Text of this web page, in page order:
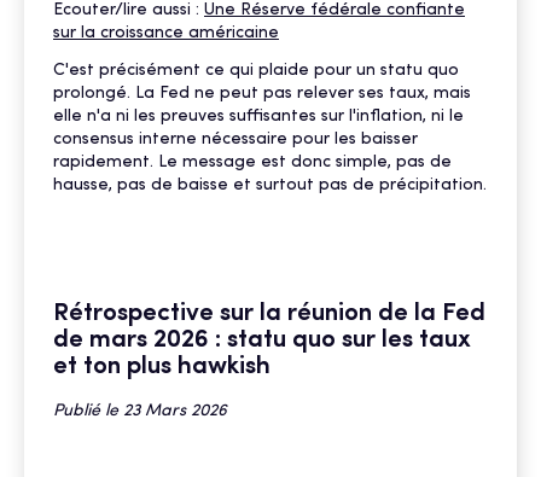
Ecouter/lire aussi : Une Réserve fédérale confiante
sur la croissance américaine
C'est précisément ce qui plaide pour un statu quo
prolongé. La Fed ne peut pas relever ses taux, mais
elle n'a ni les preuves suffisantes sur l'inflation, ni le
consensus interne nécessaire pour les baisser
rapidement. Le message est donc simple, pas de
hausse, pas de baisse et surtout pas de précipitation.
Rétrospective sur la réunion de la Fed
de mars 2026 : statu quo sur les taux
et ton plus hawkish
Publié le 23 Mars 2026